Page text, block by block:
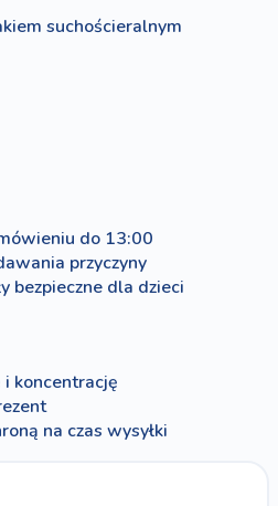
suchościeralnym
do 13:00
przyczyny
bezpieczne dla dzieci
koncentrację
na czas wysyłki